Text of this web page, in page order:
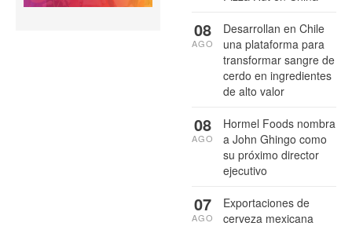
Desarrollan en Chile
una plataforma para
transformar sangre de
cerdo en ingredientes
de alto valor
08
AGO
Hormel Foods nombra
a John Ghingo como
su próximo director
ejecutivo
08
AGO
Exportaciones de
cerveza mexicana
07
AGO